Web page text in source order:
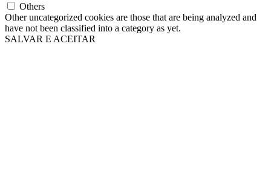
Others
Other uncategorized cookies are those that are being analyzed and
have not been classified into a category as yet.
SALVAR E ACEITAR